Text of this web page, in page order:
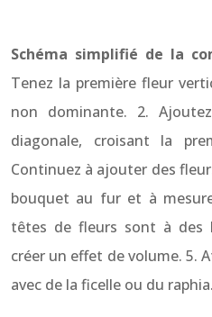
Schéma simplifié de la
Tenez la première fleur
non dominante. 2.
diagonale, croisant la
Continuez à ajouter des
bouquet au fur et à
têtes de fleurs sont à des
créer un effet de volume. 5.
avec de la ficelle ou du raphia.